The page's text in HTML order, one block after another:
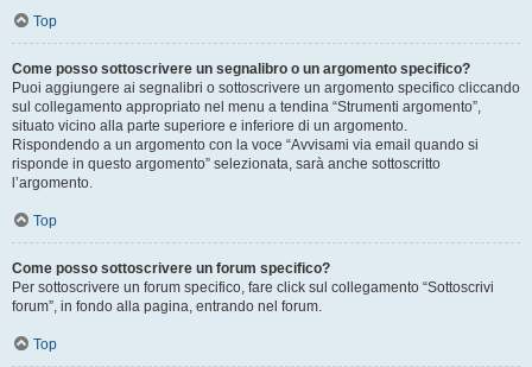
Top
Come posso sottoscrivere un segnalibro o un argomento specifico?
Puoi aggiungere ai segnalibri o sottoscrivere un argomento specifico cliccando
sul collegamento appropriato nel menu a tendina “Strumenti argomento”,
situato vicino alla parte superiore e inferiore di un argomento.
Rispondendo a un argomento con la voce “Avvisami via email quando si
risponde in questo argomento” selezionata, sarà anche sottoscritto
l’argomento.
Top
Come posso sottoscrivere un forum specifico?
Per sottoscrivere un forum specifico, fare click sul collegamento “Sottoscrivi
forum”, in fondo alla pagina, entrando nel forum.
Top